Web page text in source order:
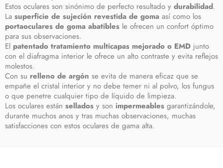
Estos oculares son sinónimo de perfecto resultado y durabilidad.
La superficie de sujeción revestida de goma así como los
portaoculares de goma abatibles le ofrecen un confort óptimo
para sus observaciones.
El patentado tratamiento multicapas mejorado o EMD junto
con el diafragma interior le ofrece un alto contraste y evita reflejos
molestos.
Con su relleno de argón se evita de manera eficaz que se
empañe el cristal interior y no debe temer ni al polvo, los fungus
o que penetre cualquier tipo de líquido de limpieza.
Los oculares están sellados y son impermeables garantizándole,
durante muchos anos y tras muchas observaciones, muchas
satisfacciones con estos oculares de gama alta.